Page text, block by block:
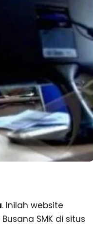
. Inilah website
SMK di situs